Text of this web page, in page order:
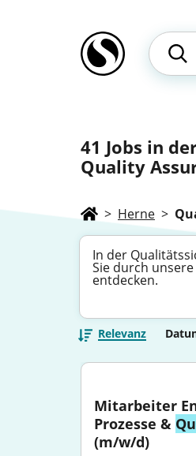
41 Jobs in
Quality
> Herne >
In der
Sie durch
entdecken.
Relevanz
Mitarbeiter
Prozesse &
(m/w/d)